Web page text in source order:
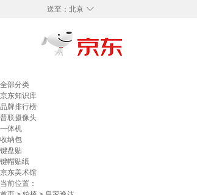
◇
送至： 北京
全部分类
京东知识库
品牌排行榜
普联摄像头
一体机
收纳包
键盘贴
键帽贴纸
京东美术馆
当前位置：